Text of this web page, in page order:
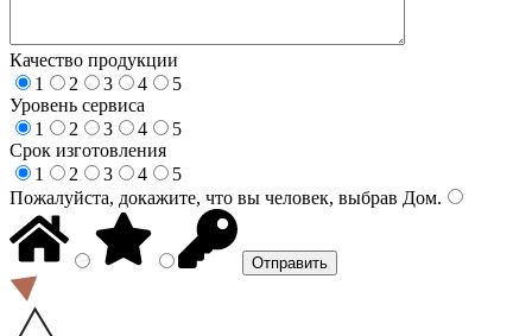
Качество продукции
1
2 3 4
5
Уровень сервиса
1
2 3 4
5
Срок изготовления
1
2 3 4
5
Пожалуйста, докажите, что вы человек, выбрав Дом.